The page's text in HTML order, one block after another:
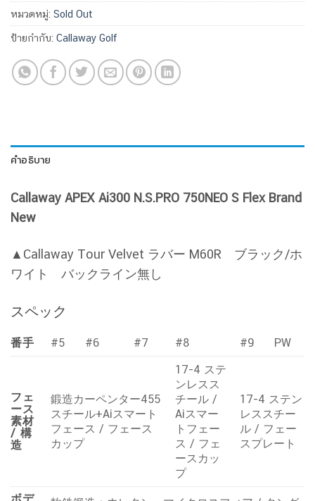
หมวดหมู่: Sold Out
ป้ายกำกับ: Callaway Golf
คำอธิบาย
Callaway APEX Ai300 N.S.PRO 750NEO S Flex Brand
New
▲Callaway Tour Velvet ラバー M60R ブラック/ホ
ワイト バックライン無し
スペック
番手 #5 #6 #7 #8 #9 PW
フェ
ース
素材
/ 構
造
鍛造カーペンター455
スチール+Aiスマート
フェース / フェース
カップ
17-4 ステ
ンレスス
チール /
Aiスマー
トフェー
ス / フェ
ースカッ
プ
17-4 ステン
レススチー
ル / フェー
スプレート